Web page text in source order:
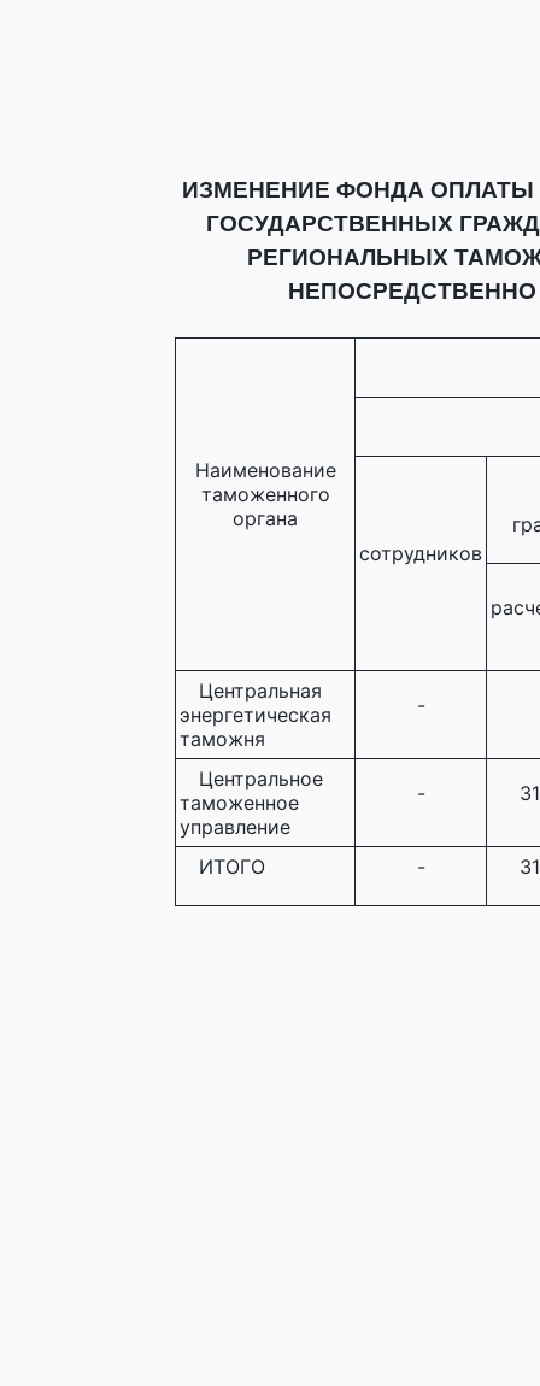
ИЗМЕНЕНИЕ ФОНДА ОПЛАТЫ
ГОСУДАРСТВЕННЫХ
РЕГИОНАЛЬНЫХ
Наименование
таможенного
органа
сотрудников
Центральная
энергетическая
таможня
-
Центральное
таможенное
управление
-
ИТОГО -